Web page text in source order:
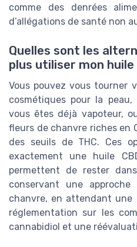
comme des denrées
d’allégations de santé non
Quelles sont les
plus utiliser mon
Vous pouvez vous tourner
cosmétiques pour la
vous êtes déjà vapoteur,
fleurs de chanvre riches en
des seuils de THC. Ces
exactement une huile
permettent de rester
conservant une
chanvre, en attendant une
réglementation sur les
cannabidiol et une